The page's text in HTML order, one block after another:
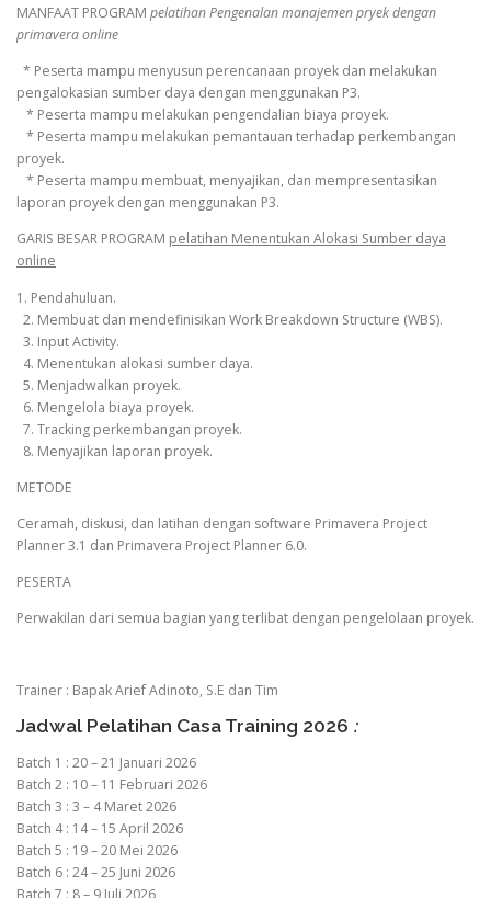
MANFAAT PROGRAM pelatihan Pengenalan manajemen pryek dengan
primavera online
* Peserta mampu menyusun perencanaan proyek dan melakukan
pengalokasian sumber daya dengan menggunakan P3.
* Peserta mampu melakukan pengendalian biaya proyek.
* Peserta mampu melakukan pemantauan terhadap perkembangan
proyek.
* Peserta mampu membuat, menyajikan, dan mempresentasikan
laporan proyek dengan menggunakan P3.
GARIS BESAR PROGRAM pelatihan Menentukan Alokasi Sumber daya
online
1. Pendahuluan.
2. Membuat dan mendefinisikan Work Breakdown Structure (WBS).
3. Input Activity.
4. Menentukan alokasi sumber daya.
5. Menjadwalkan proyek.
6. Mengelola biaya proyek.
7. Tracking perkembangan proyek.
8. Menyajikan laporan proyek.
METODE
Ceramah, diskusi, dan latihan dengan software Primavera Project
Planner 3.1 dan Primavera Project Planner 6.0.
PESERTA
Perwakilan dari semua bagian yang terlibat dengan pengelolaan proyek.
Trainer : Bapak Arief Adinoto, S.E dan Tim
Jadwal Pelatihan Casa Training 2026 :
Batch 1 : 20 – 21 Januari 2026
Batch 2 : 10 – 11 Februari 2026
Batch 3 : 3 – 4 Maret 2026
Batch 4 : 14 – 15 April 2026
Batch 5 : 19 – 20 Mei 2026
Batch 6 : 24 – 25 Juni 2026
Batch 7 : 8 – 9 Juli 2026